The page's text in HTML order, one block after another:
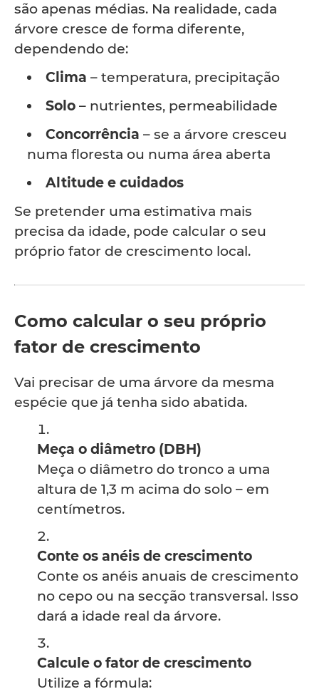
são apenas médias. Na realidade, cada
árvore cresce de forma diferente,
dependendo de:
Clima – temperatura, precipitação
Solo – nutrientes, permeabilidade
Concorrência – se a árvore cresceu
numa floresta ou numa área aberta
Altitude e cuidados
Se pretender uma estimativa mais
precisa da idade, pode calcular o seu
próprio fator de crescimento local.
Como calcular o seu próprio
fator de crescimento
Vai precisar de uma árvore da mesma
espécie que já tenha sido abatida.
Meça o diâmetro (DBH)
Meça o diâmetro do tronco a uma
altura de 1,3 m acima do solo – em
centímetros.
Conte os anéis de crescimento
Conte os anéis anuais de crescimento
no cepo ou na secção transversal. Isso
dará a idade real da árvore.
Calcule o fator de crescimento
Utilize a fórmula: